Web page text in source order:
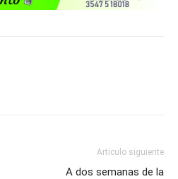
Artículo siguiente
A dos semanas de la